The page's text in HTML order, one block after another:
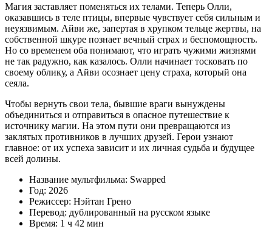
Магия заставляет поменяться их телами. Теперь Олли,
оказавшись в теле птицы, впервые чувствует себя сильным и
неуязвимым. Айви же, запертая в хрупком тельце жертвы, на
собственной шкуре познает вечный страх и беспомощность.
Но со временем оба понимают, что играть чужими жизнями
не так радужно, как казалось. Олли начинает тосковать по
своему облику, а Айви осознает цену страха, который она
сеяла.
Чтобы вернуть свои тела, бывшие враги вынуждены
объединиться и отправиться в опасное путешествие к
источнику магии. На этом пути они превращаются из
заклятых противников в лучших друзей. Герои узнают
главное: от их успеха зависит и их личная судьба и будущее
всей долины.
Название мультфильма: Swapped
Год: 2026
Режиссер: Нэйтан Грено
Перевод: дублированный на русском языке
Время: 1 ч 42 мин